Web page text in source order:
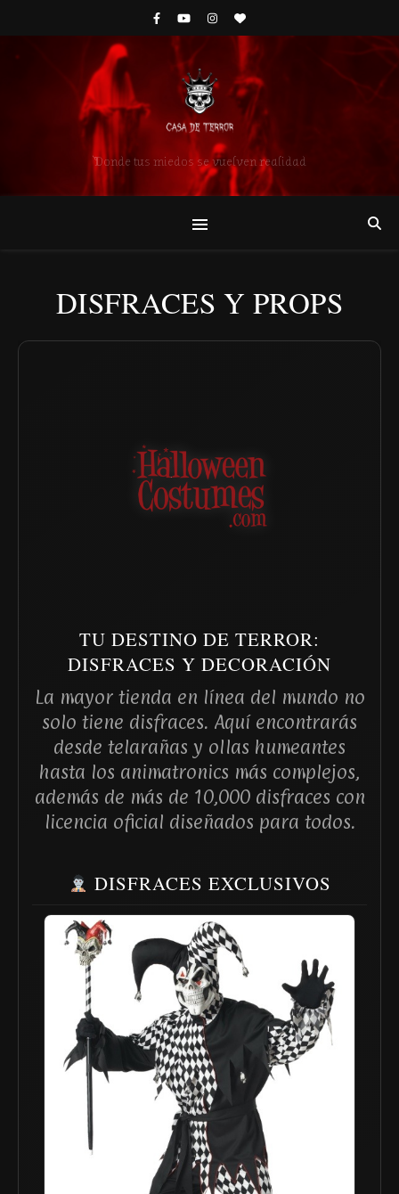
Donde tus miedos se vuelven realidad
DISFRACES Y PROPS
TU DESTINO DE TERROR:
DISFRACES Y DECORACIÓN
La mayor tienda en línea del mundo no
solo tiene disfraces. Aquí encontrarás
desde telarañas y ollas humeantes
hasta los animatronics más complejos,
además de más de 10,000 disfraces con
licencia oficial diseñados para todos.
DISFRACES EXCLUSIVOS